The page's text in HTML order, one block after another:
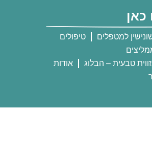
כאן
למטפלים
טיפולים
טבעית – הבלוג
אודות